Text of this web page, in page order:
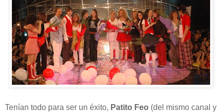
Tenían todo para ser un éxito, Patito Feo (del mismo canal y